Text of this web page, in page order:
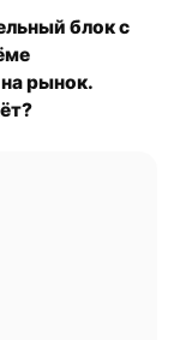
блок с
рынок.